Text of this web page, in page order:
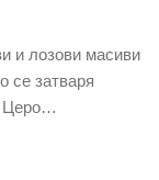
и лозови масиви
се затваря
Церо…